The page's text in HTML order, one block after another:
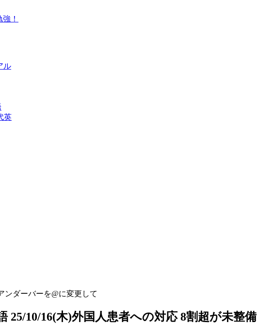
！
ル
英
ンダーバーを@に変更して
25/10/16(木)外国人患者への対応 8割超が未整備